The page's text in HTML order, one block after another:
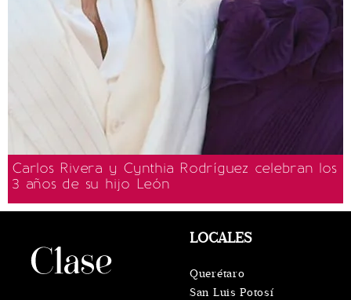
Carlos Rivera y Cynthia Rodríguez celebran los
3 años de su hijo León
LOCALES
Querétaro
San Luis Potosí